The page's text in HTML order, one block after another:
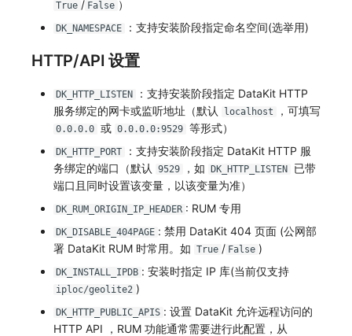
True / False ）
DK_NAMESPACE ：支持安装阶段指定命名空间(选举用)
HTTP/API 设置
DK_HTTP_LISTEN
：支持安装阶段指定 DataKit HTTP
服务绑定的网卡或监听地址（默认
localhost ，可填写
0.0.0.0 或 0.0.0.0:9529 等形式）
DK_HTTP_PORT
：支持安装阶段指定 DataKit HTTP 服
务绑定的端口（默认
9529 ，如 DK_HTTP_LISTEN
已带
端口且同时设置该变量，以该变量为准）
DK_RUM_ORIGIN_IP_HEADER : RUM 专用
DK_DISABLE_404PAGE : 禁用 DataKit 404 页面 (公网部
署 DataKit RUM 时常用。如 True / False )
DK_INSTALL_IPDB : 安装时指定 IP 库(当前仅支持
iploc/geolite2 )
DK_HTTP_PUBLIC_APIS : 设置 DataKit 允许远程访问的
HTTP API ，RUM 功能通常需要进行此配置，从